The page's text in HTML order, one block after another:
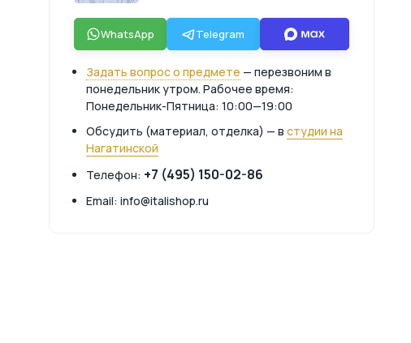
WhatsApp Telegram
Задать вопрос о предмете — перезвоним в
понедельник утром. Рабочее время:
Понедельник-Пятница: 10:00—19:00
Обсудить (материал, отделка) — в студии на
Нагатинской
Телефон: +7 (495) 150-02-86
Email: info@italishop.ru